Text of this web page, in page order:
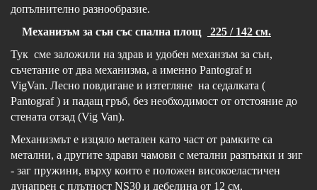
допълнително разнообразие.
Механизъм за сън със спална площ
225 / 142 см.
Тук сме заложили на здрав и удобен механзъм за сън,
съчетание от два механизма, а именно Pantograf и
VigVan. Лесно повдигане и изтегляне на седалката (
Pantograf ) и падащ гръб, без необходимост от отстояние до
стената отзад (Vig Van).
Механизмът е изцяло метален като част от рамките са
метални, а другите здрави чамови с метални разпънки и зиг
- заг пружини, върху които е положен високоеластичен
дунапрен с плътност NS30 и дебелина от 12 см.